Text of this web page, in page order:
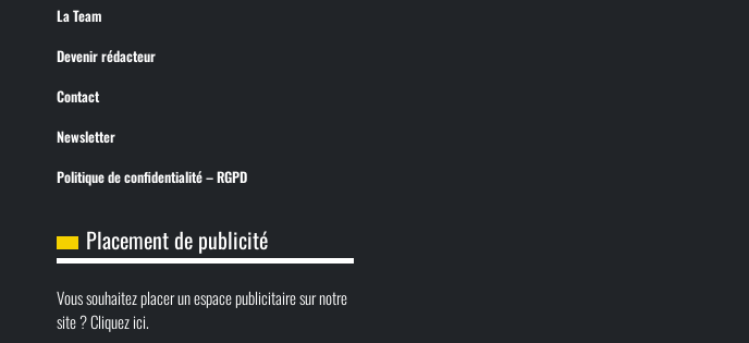
La Team
Devenir rédacteur
Contact
Newsletter
Politique de confidentialité – RGPD
Placement de publicité
Vous souhaitez placer un espace publicitaire sur notre
site ? Cliquez ici.